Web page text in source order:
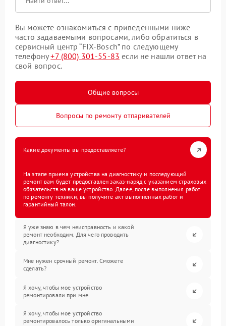
Вы можете ознакомиться с приведенными ниже
часто задаваемыми вопросами, либо обратиться в
сервисный центр “FIX-Bosch” по следующему
телефону+7 (800) 301-55-83 если не нашли ответ на
свой вопрос.
Общие вопросы
Вопросы по ремонту отпаривателей
Какие документы вы предоставляете?
На этапе приема устройства на диагностику и последующий
ремонт вам будет предоставлен заказ-наряд с указанием страховых
обязательств на ваше устройство. Далее, после выполнения работ
по ремонту техники, вы получите акт выполненных работ и
гарантийный талон.
Я уже знаю в чем неисправность и какой
ремонт необходим. Для чего проводить
диагностику?
Мне нужен срочный ремонт. Сможете
сделать?
Я хочу, чтобы мое устройство
ремонтировали при мне.
Я хочу, чтобы мое устройство
ремонтировалось только оригинальными